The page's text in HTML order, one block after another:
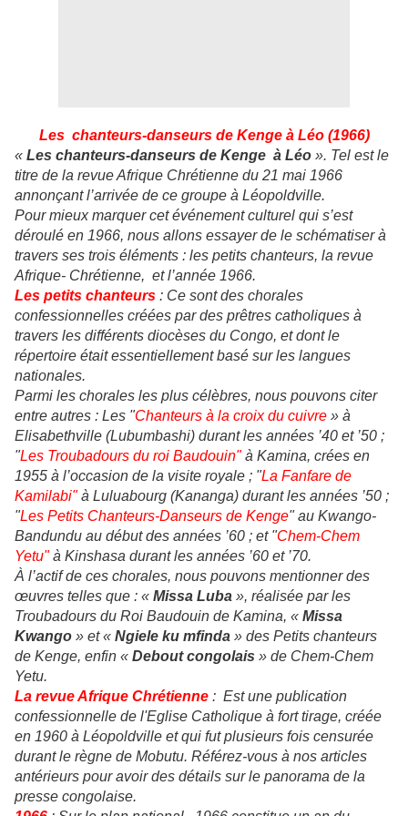
Les chanteurs-danseurs de Kenge à Léo (1966)
« Les chanteurs-danseurs de Kenge à Léo ». Tel est le
titre de la revue Afrique Chrétienne du 21 mai 1966
annonçant l’arrivée de ce groupe à Léopoldville.
Pour mieux marquer cet événement culturel qui s’est
déroulé en 1966, nous allons essayer de le schématiser à
travers ses trois éléments : les petits chanteurs, la revue
Afrique- Chrétienne, et l’année 1966.
Les petits chanteurs : Ce sont des chorales
confessionnelles créées par des prêtres catholiques à
travers les différents diocèses du Congo, et dont le
répertoire était essentiellement basé sur les langues
nationales.
Parmi les chorales les plus célèbres, nous pouvons citer
entre autres : Les "Chanteurs à la croix du cuivre » à
Elisabethville (Lubumbashi) durant les années ’40 et ’50 ;
"Les Troubadours du roi Baudouin"à Kamina, crées en
1955 à l’occasion de la visite royale ; "La Fanfare de
Kamilabi"à Luluabourg (Kananga) durant les années ’50 ;
"Les Petits Chanteurs-Danseurs de Kenge" au Kwango-
Bandundu au début des années ’60 ; et "Chem-Chem
Yetu"à Kinshasa durant les années ’60 et ’70.
À l’actif de ces chorales, nous pouvons mentionner des
œuvres telles que : « Missa Luba », réalisée par les
Troubadours du Roi Baudouin de Kamina, « Missa
Kwango » et « Ngiele ku mfinda » des Petits chanteurs
de Kenge, enfin « Debout congolais » de Chem-Chem
Yetu.
La revue Afrique Chrétienne : Est une publication
confessionnelle de l'Eglise Catholique à fort tirage, créée
en 1960 à Léopoldville et qui fut plusieurs fois censurée
durant le règne de Mobutu. Référez-vous à nos articles
antérieurs pour avoir des détails sur le panorama de la
presse congolaise.